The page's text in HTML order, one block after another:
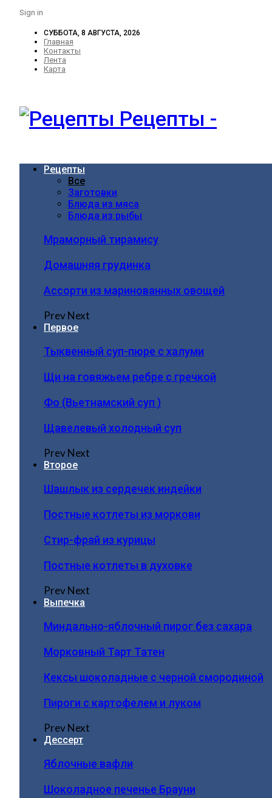
Sign in
СУББОТА, 8 АВГУСТА, 2026
Главная
Контакты
Лента
Карта
Рецепты -
Рецепты
Все
Заготовки
Блюда из мяса
Блюда из рыбы
Мраморный тирамису
Домашняя грудинка
Ассорти из маринованных овощей
PrevNext
Первое
Тыквенный суп-пюре с халуми
Щи на говяжьем ребре с гречкой
Фо (Вьетнамский суп )
Щавелевый холодный суп
PrevNext
Второе
Шашлык из сердечек индейки
Постные котлеты из моркови
Стир-фрай из курицы
Постные котлеты в духовке
PrevNext
Выпечка
Миндально-яблочный пирог без сахара
Морковный Тарт Татен
Кексы шоколадные с черной смородиной
Пироги c картофелем и луком
PrevNext
Дессерт
Яблочные вафли
Шоколадное печенье Брауни